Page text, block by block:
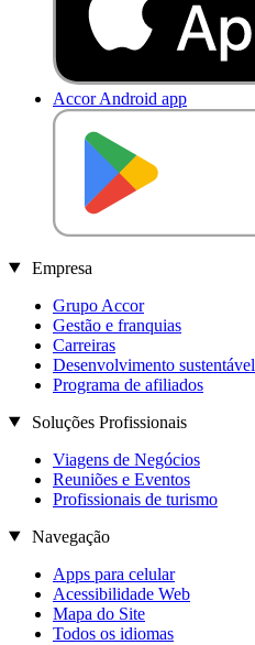
Accor Android app
Empresa
Grupo Accor
Gestão e franquias
Carreiras
Desenvolvimento sustentável
Programa de afiliados
Soluções Profissionais
Viagens de Negócios
Reuniões e Eventos
Profissionais de turismo
Navegação
Apps para celular
Acessibilidade Web
Mapa do Site
Todos os idiomas